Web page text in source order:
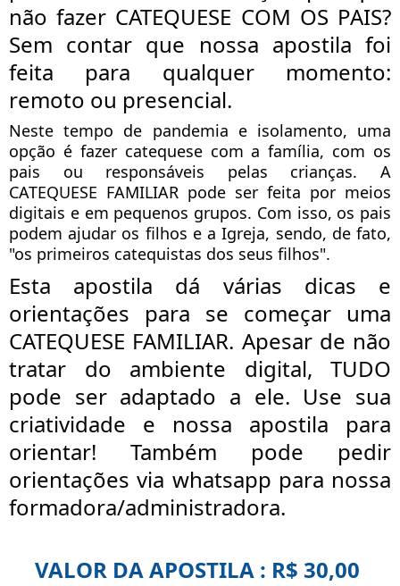
não fazer CATEQUESE COM OS PAIS?
Sem contar que nossa apostila foi
feita para qualquer momento:
remoto ou presencial.
Neste tempo de pandemia e isolamento, uma
opção é fazer catequese com a família, com os
pais ou responsáveis pelas crianças. A
CATEQUESE FAMILIAR pode ser feita por meios
digitais e em pequenos grupos. Com isso, os pais
podem ajudar os filhos e a Igreja, sendo, de fato,
"os primeiros catequistas dos seus filhos".
Esta apostila dá várias dicas e
orientações para se começar uma
CATEQUESE FAMILIAR. Apesar de não
tratar do ambiente digital, TUDO
pode ser adaptado a ele. Use sua
criatividade e nossa apostila para
orientar! Também pode pedir
orientações via whatsapp para nossa
formadora/administradora.
VALOR DA APOSTILA : R$ 30,00